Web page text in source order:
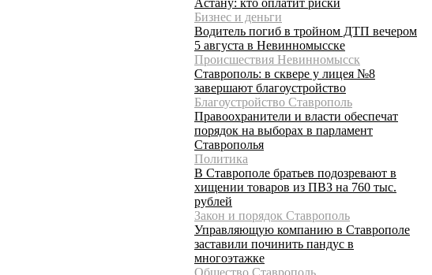
Бизнес и деньги
Водитель погиб в тройном ДТП вечером
5 августа в Невинномысске
Происшествия Невинномысск
Ставрополь: в сквере у лицея №8
завершают благоустройство
Благоустройство Ставрополь
Правоохранители и власти обеспечат
порядок на выборах в парламент
Ставрополья
Политика
В Ставрополе братьев подозревают в
хищении товаров из ПВЗ на 760 тыс.
рублей
Закон и порядок Ставрополь
Управляющую компанию в Ставрополе
заставили починить пандус в
многоэтажке
Общество Ставрополь